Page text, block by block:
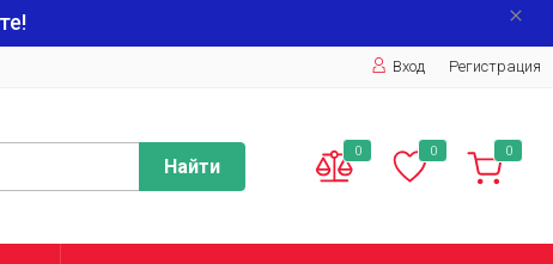
Вход Регистрация
Найти
0 0 0